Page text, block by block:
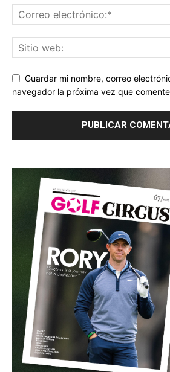
Guardar mi nombre, correo
navegador la próxima vez que